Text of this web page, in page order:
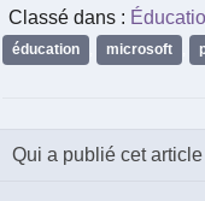
Classé dans :
éducation microsoft